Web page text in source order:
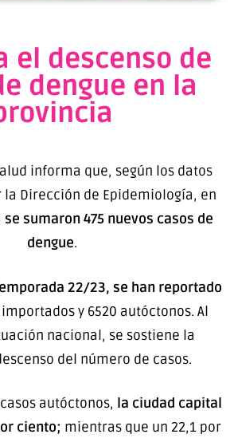
el descenso de
dengue en la
informa que, según los datos
la Dirección de Epidemiología, en
se sumaron 475 nuevos casos de
dengue.
22/23, se han reportado
importados y 6520 autóctonos. Al
nacional, se sostiene la
del número de casos.
autóctonos, la ciudad capital
ciento; mientras que un 22,1 por